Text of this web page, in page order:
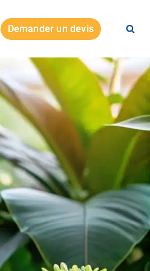
Demander un devis